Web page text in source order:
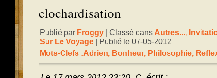
clochardisation
Publié par Froggy | Classé dans Autres...,
Sur Le Voyage | Publié le 07-05-2012
Mots-Clefs :Adrien, Bonheur, Philosophie,